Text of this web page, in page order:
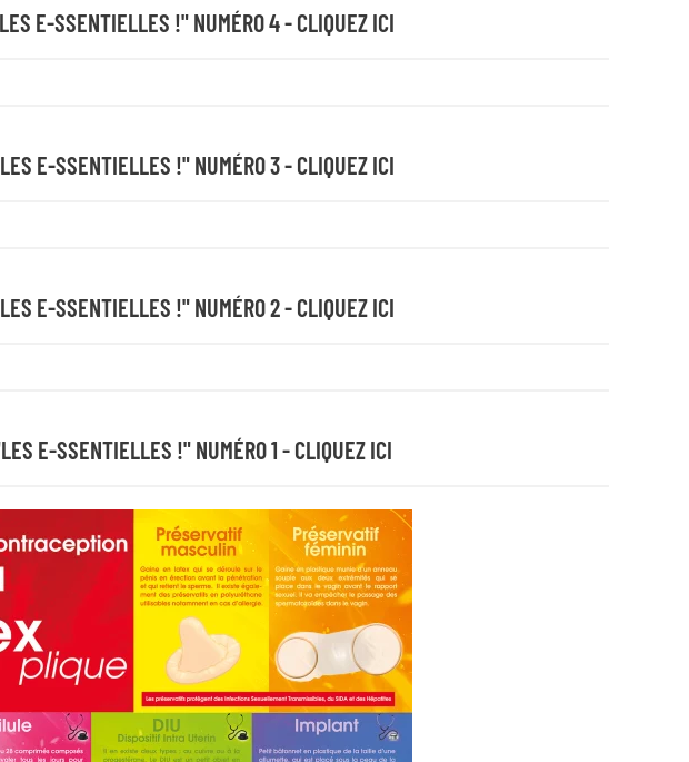
E-SSENTIELLES !" NUMÉRO 4 - CLIQUEZ ICI
E-SSENTIELLES !" NUMÉRO 3 - CLIQUEZ ICI
E-SSENTIELLES !" NUMÉRO 2 - CLIQUEZ ICI
E-SSENTIELLES !" NUMÉRO 1 - CLIQUEZ ICI